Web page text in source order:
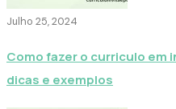
Julho 25, 2024
Como fazer o curriculo em
dicas e exemplos